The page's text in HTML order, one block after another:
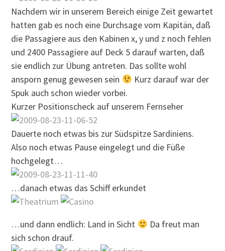
Nachdem wir in unserem Bereich einige Zeit gewartet
hatten gab es noch eine Durchsage vom Kapitän, daß
die Passagiere aus den Kabinen x, y und z noch fehlen
und 2400 Passagiere auf Deck 5 darauf warten, daß
sie endlich zur Übung antreten. Das sollte wohl
ansporn genug gewesen sein
Kurz darauf war der
Spuk auch schon wieder vorbei.
Kurzer Positionscheck auf unserem Fernseher
Dauerte noch etwas bis zur Südspitze Sardiniens.
Also noch etwas Pause eingelegt und die Füße
hochgelegt…
…danach etwas das Schiff erkundet
…und dann endlich: Land in Sicht
Da freut man
sich schon drauf.